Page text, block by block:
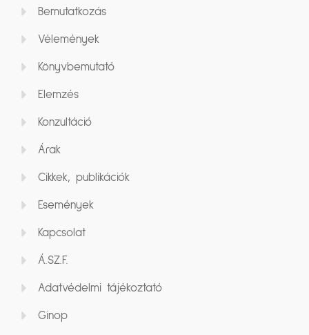
Bemutatkozás
Vélemények
Könyvbemutató
Elemzés
Konzultáció
Árak
Cikkek, publikációk
Események
Kapcsolat
Á.SZ.F.
Adatvédelmi tájékoztató
Ginop